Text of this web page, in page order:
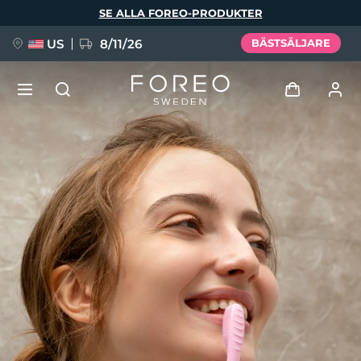
SE ALLA FOREO-PRODUKTER
US 8/11/26 BÄSTSÄLJARE
Användarprofil
Mina enheter
Mina beställningar
Mina adresser
Mina prenumerationer
FAQ™ Pure Beauty-Tech Elixir
BREAKING NEWS
issa™ Teeth Whitening Set
Språk
English Deutsch
Español
Français
Italiano
Português
Polski
Svenska
Русский
Türkçe
简体中文 繁體中文